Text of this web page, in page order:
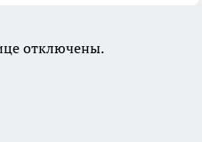
отключены.